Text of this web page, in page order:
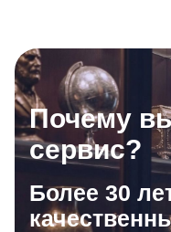
Почему
сервис?
Более 30